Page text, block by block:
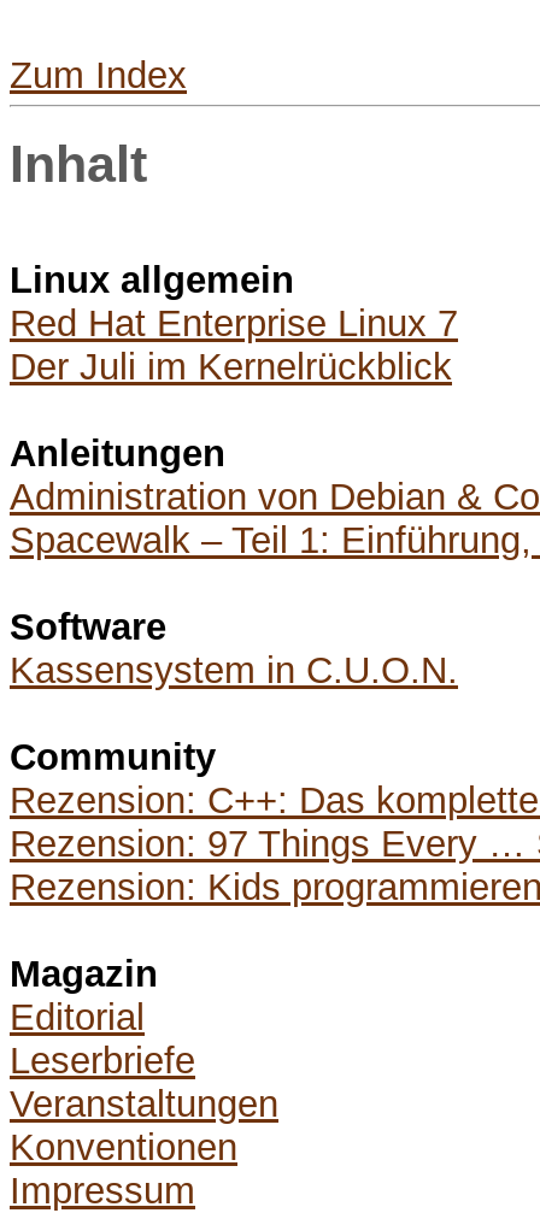
Zum Index
Inhalt
Linux allgemein
Red Hat Enterprise Linux 7
Der Juli im Kernelrückblick
Anleitungen
Administration von Debian &
Spacewalk – Teil 1:
Software
Kassensystem in C.U.O.N.
Community
Rezension: C++: Das
Rezension: 97 Things Every …
Rezension: Kids
Magazin
Editorial
Leserbriefe
Veranstaltungen
Konventionen
Impressum